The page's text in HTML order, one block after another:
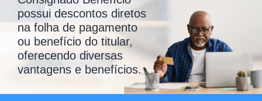
possui descontos diretos
na folha de pagamento
ou benefício do titular,
oferecendo diversas
vantagens e benefícios.